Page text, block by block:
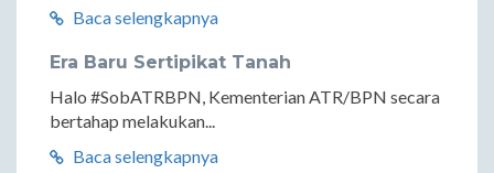
Baca selengkapnya
Era Baru Sertipikat Tanah
Halo #SobATRBPN, Kementerian ATR/BPN secara
bertahap melakukan...
Baca selengkapnya